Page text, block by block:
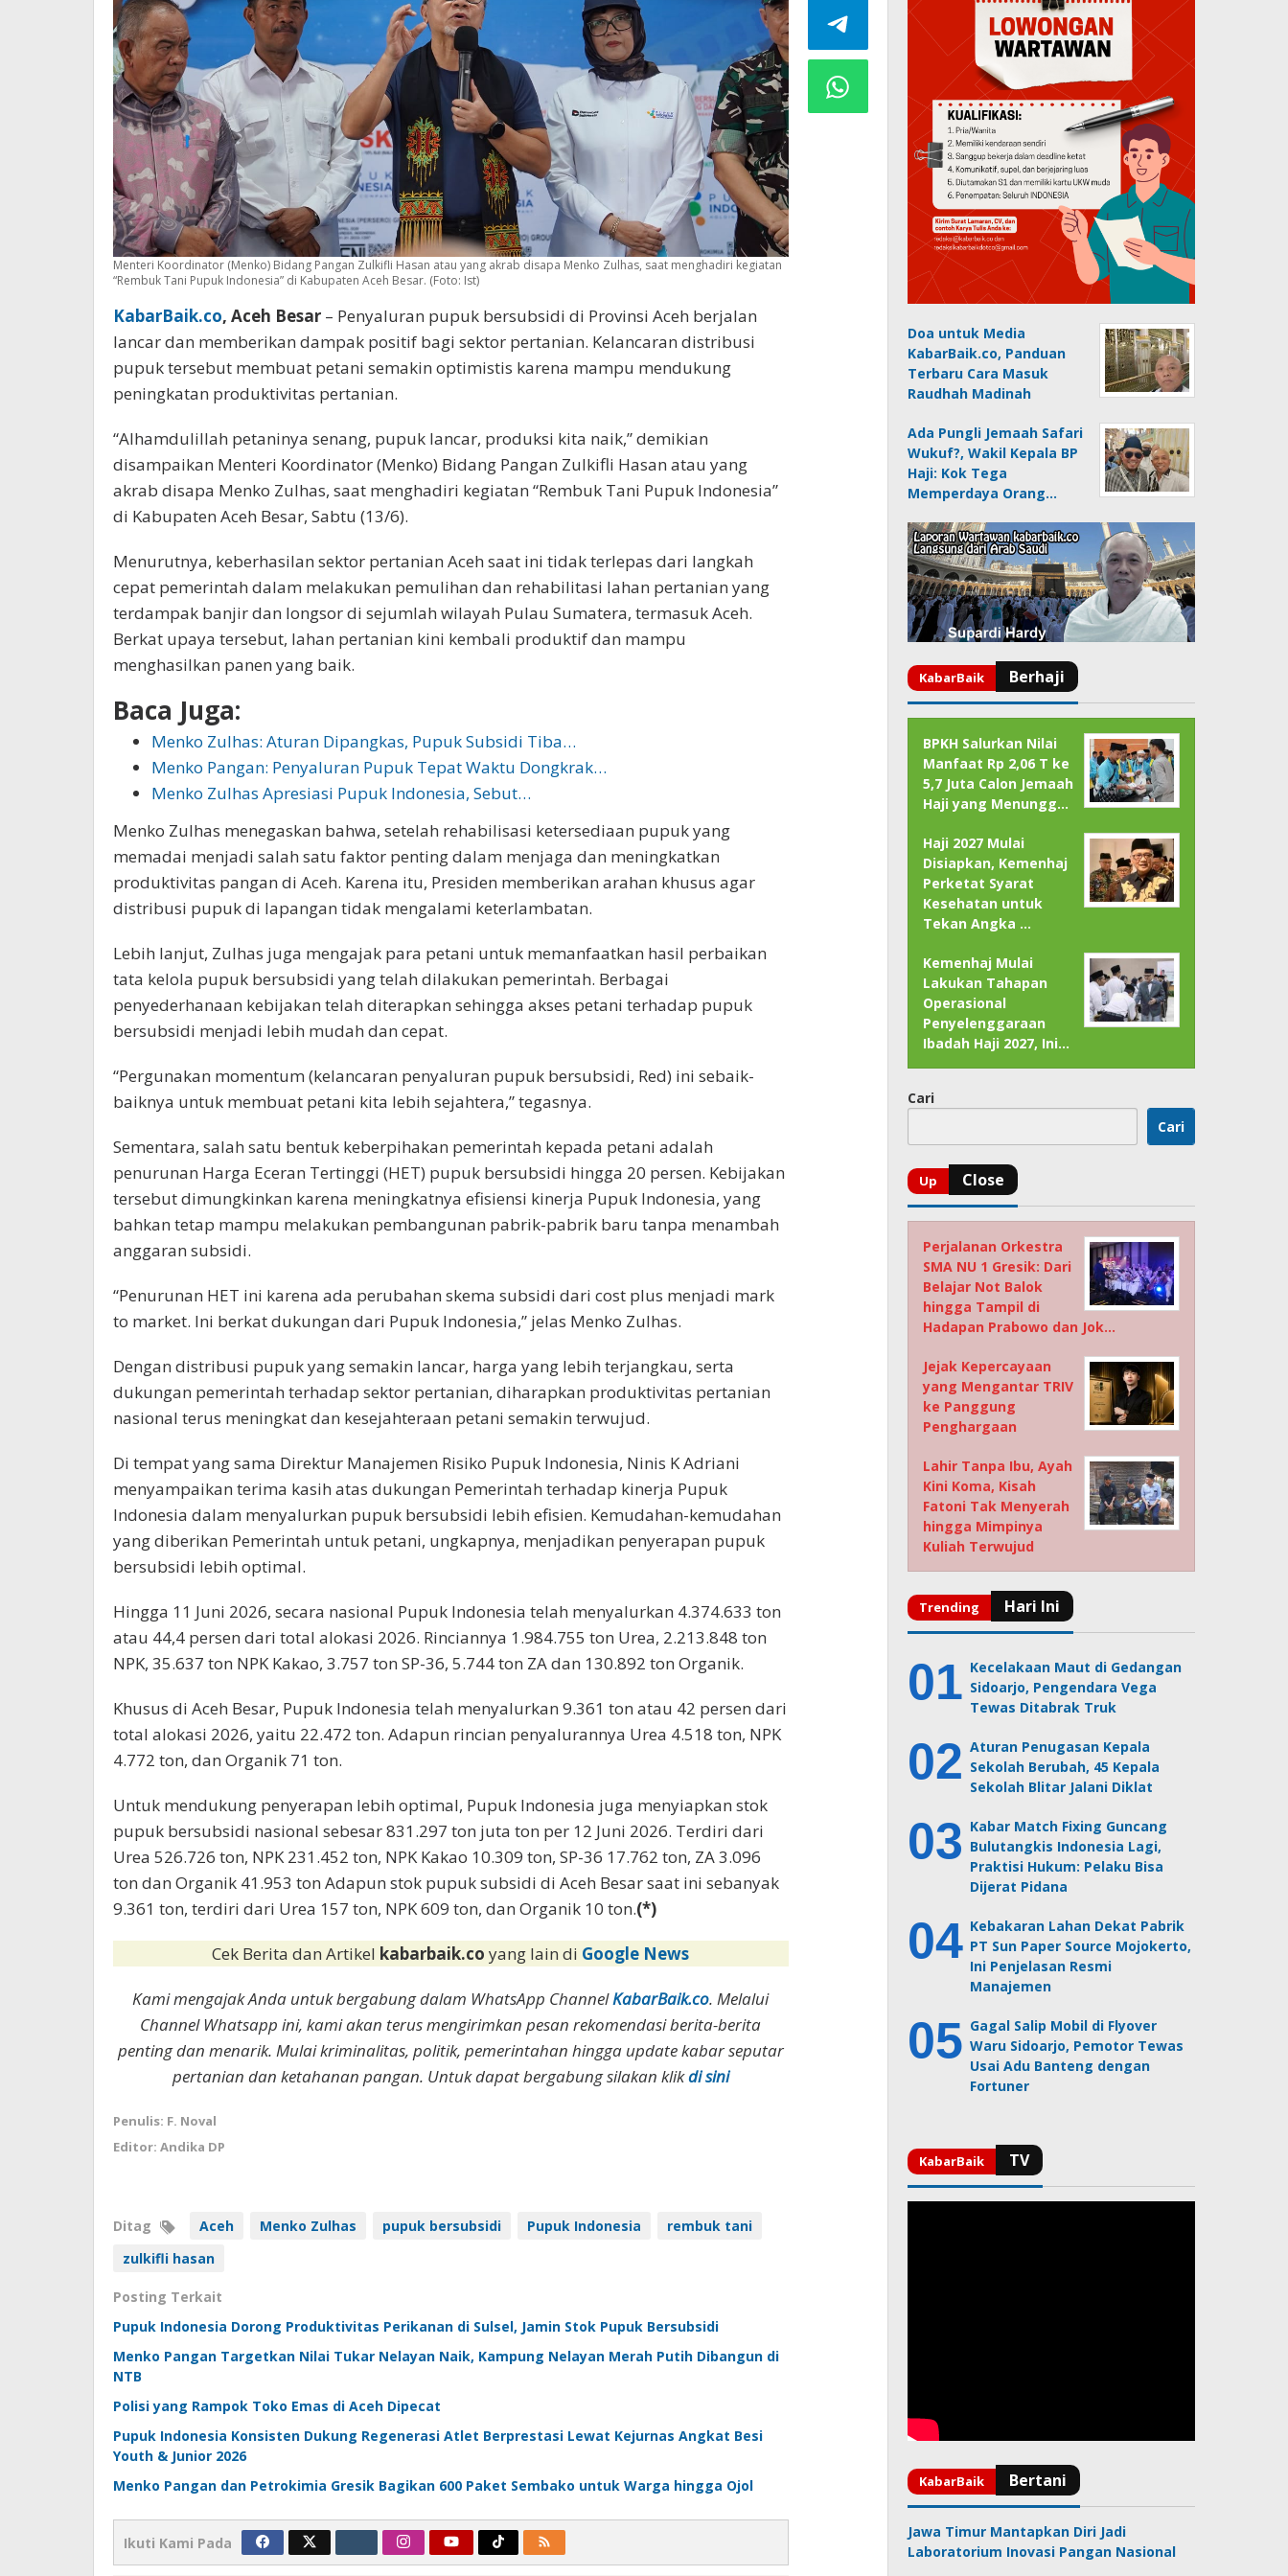
Menteri Koordinator (Menko) Bidang Pangan Zulkifli Hasan atau yang akrab disapa Menko Zulhas, saat menghadiri kegiatan
“Rembuk Tani Pupuk Indonesia” di Kabupaten Aceh Besar. (Foto: Ist)
KabarBaik.co, Aceh Besar – Penyaluran pupuk bersubsidi di Provinsi Aceh berjalan
lancar dan memberikan dampak positif bagi sektor pertanian. Kelancaran distribusi
pupuk tersebut membuat petani semakin optimistis karena mampu mendukung
peningkatan produktivitas pertanian.
“Alhamdulillah petaninya senang, pupuk lancar, produksi kita naik,” demikian
disampaikan Menteri Koordinator (Menko) Bidang Pangan Zulkifli Hasan atau yang
akrab disapa Menko Zulhas, saat menghadiri kegiatan “Rembuk Tani Pupuk Indonesia”
di Kabupaten Aceh Besar, Sabtu (13/6).
Menurutnya, keberhasilan sektor pertanian Aceh saat ini tidak terlepas dari langkah
cepat pemerintah dalam melakukan pemulihan dan rehabilitasi lahan pertanian yang
terdampak banjir dan longsor di sejumlah wilayah Pulau Sumatera, termasuk Aceh.
Berkat upaya tersebut, lahan pertanian kini kembali produktif dan mampu
menghasilkan panen yang baik.
Baca Juga:
Menko Zulhas: Aturan Dipangkas, Pupuk Subsidi Tiba…
Menko Pangan: Penyaluran Pupuk Tepat Waktu Dongkrak…
Menko Zulhas Apresiasi Pupuk Indonesia, Sebut…
Menko Zulhas menegaskan bahwa, setelah rehabilisasi ketersediaan pupuk yang
memadai menjadi salah satu faktor penting dalam menjaga dan meningkatkan
produktivitas pangan di Aceh. Karena itu, Presiden memberikan arahan khusus agar
distribusi pupuk di lapangan tidak mengalami keterlambatan.
Lebih lanjut, Zulhas juga mengajak para petani untuk memanfaatkan hasil perbaikan
tata kelola pupuk bersubsidi yang telah dilakukan pemerintah. Berbagai
penyederhanaan kebijakan telah diterapkan sehingga akses petani terhadap pupuk
bersubsidi menjadi lebih mudah dan cepat.
“Pergunakan momentum (kelancaran penyaluran pupuk bersubsidi, Red) ini sebaik-
baiknya untuk membuat petani kita lebih sejahtera,” tegasnya.
Sementara, salah satu bentuk keberpihakan pemerintah kepada petani adalah
penurunan Harga Eceran Tertinggi (HET) pupuk bersubsidi hingga 20 persen. Kebijakan
tersebut dimungkinkan karena meningkatnya efisiensi kinerja Pupuk Indonesia, yang
bahkan tetap mampu melakukan pembangunan pabrik-pabrik baru tanpa menambah
anggaran subsidi.
“Penurunan HET ini karena ada perubahan skema subsidi dari cost plus menjadi mark
to market. Ini berkat dukungan dari Pupuk Indonesia,” jelas Menko Zulhas.
Dengan distribusi pupuk yang semakin lancar, harga yang lebih terjangkau, serta
dukungan pemerintah terhadap sektor pertanian, diharapkan produktivitas pertanian
nasional terus meningkat dan kesejahteraan petani semakin terwujud.
Di tempat yang sama Direktur Manajemen Risiko Pupuk Indonesia, Ninis K Adriani
menyampaikan terima kasih atas dukungan Pemerintah terhadap kinerja Pupuk
Indonesia dalam menyalurkan pupuk bersubsidi lebih efisien. Kemudahan-kemudahan
yang diberikan Pemerintah untuk petani, ungkapnya, menjadikan penyerapan pupuk
bersubsidi lebih optimal.
Hingga 11 Juni 2026, secara nasional Pupuk Indonesia telah menyalurkan 4.374.633 ton
atau 44,4 persen dari total alokasi 2026. Rinciannya 1.984.755 ton Urea, 2.213.848 ton
NPK, 35.637 ton NPK Kakao, 3.757 ton SP-36, 5.744 ton ZA dan 130.892 ton Organik.
Khusus di Aceh Besar, Pupuk Indonesia telah menyalurkan 9.361 ton atau 42 persen dari
total alokasi 2026, yaitu 22.472 ton. Adapun rincian penyalurannya Urea 4.518 ton, NPK
4.772 ton, dan Organik 71 ton.
Untuk mendukung penyerapan lebih optimal, Pupuk Indonesia juga menyiapkan stok
pupuk bersubsidi nasional sebesar 831.297 ton juta ton per 12 Juni 2026. Terdiri dari
Urea 526.726 ton, NPK 231.452 ton, NPK Kakao 10.309 ton, SP-36 17.762 ton, ZA 3.096
ton dan Organik 41.953 ton Adapun stok pupuk subsidi di Aceh Besar saat ini sebanyak
9.361 ton, terdiri dari Urea 157 ton, NPK 609 ton, dan Organik 10 ton.(*)
Cek Berita dan Artikel kabarbaik.coyang lain di Google News
Kami mengajak Anda untuk bergabung dalam WhatsApp ChannelKabarBaik.co. Melalui
Channel Whatsapp ini, kami akan terus mengirimkan pesan rekomendasi berita-berita
penting dan menarik. Mulai kriminalitas, politik, pemerintahan hingga update kabar seputar
pertanian dan ketahanan pangan. Untuk dapat bergabung silakan klikdi sini
Penulis: F. Noval
Editor: Andika DP
Ditag Aceh Menko Zulhas pupuk bersubsidi Pupuk Indonesia
rembuk tani
zulkifli hasan
Posting Terkait
Pupuk Indonesia Dorong Produktivitas Perikanan di Sulsel, Jamin Stok Pupuk Bersubsidi
Menko Pangan Targetkan Nilai Tukar Nelayan Naik, Kampung Nelayan Merah Putih Dibangun di
NTB
Polisi yang Rampok Toko Emas di Aceh Dipecat
Pupuk Indonesia Konsisten Dukung Regenerasi Atlet Berprestasi Lewat Kejurnas Angkat Besi
Youth & Junior 2026
Menko Pangan dan Petrokimia Gresik Bagikan 600 Paket Sembako untuk Warga hingga Ojol
Ikuti Kami Pada
Doa untuk Media
KabarBaik.co, Panduan
Terbaru Cara Masuk
Raudhah Madinah
Ada Pungli Jemaah Safari
Wukuf?, Wakil Kepala BP
Haji: Kok Tega
Memperdaya Orang…
BPKH Salurkan Nilai
Manfaat Rp 2,06 T ke
5,7 Juta Calon Jemaah
Haji yang Menungg…
Haji 2027 Mulai
Disiapkan, Kemenhaj
Perketat Syarat
Kesehatan untuk
Tekan Angka …
Kemenhaj Mulai
Lakukan Tahapan
Operasional
Penyelenggaraan
Ibadah Haji 2027, Ini…
Cari
Cari
Perjalanan Orkestra
SMA NU 1 Gresik: Dari
Belajar Not Balok
hingga Tampil di
Hadapan Prabowo dan Jok…
Jejak Kepercayaan
yang Mengantar TRIV
ke Panggung
Penghargaan
Lahir Tanpa Ibu, Ayah
Kini Koma, Kisah
Fatoni Tak Menyerah
hingga Mimpinya
Kuliah Terwujud
Kecelakaan Maut di Gedangan
Sidoarjo, Pengendara Vega
Tewas Ditabrak Truk
Aturan Penugasan Kepala
Sekolah Berubah, 45 Kepala
Sekolah Blitar Jalani Diklat
Kabar Match Fixing Guncang
Bulutangkis Indonesia Lagi,
Praktisi Hukum: Pelaku Bisa
Dijerat Pidana
Kebakaran Lahan Dekat Pabrik
PT Sun Paper Source Mojokerto,
Ini Penjelasan Resmi
Manajemen
Gagal Salip Mobil di Flyover
Waru Sidoarjo, Pemotor Tewas
Usai Adu Banteng dengan
Fortuner
Jawa Timur Mantapkan Diri Jadi
Laboratorium Inovasi Pangan Nasional